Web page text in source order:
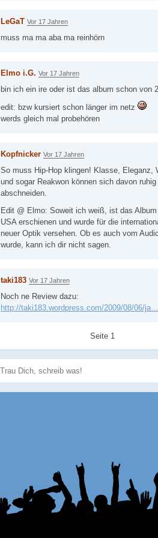
LeGaT Vor 17 Jahren
muss ma ma aba ma reinhörn
Elmo i.G. Vor 17 Jahren
bin ich ein ire oder ist das album schon von
edit: bzw kursiert schon länger im netz
werds gleich mal probehören
Kopfnicker Vor 17 Jahren
So muss Hip-Hop klingen! Klasse, Eleganz,
und sogar Reakwon können sich davon
abschneiden.
Edit @ Elmo: Soweit ich weiß, ist das
USA erschienen und wurde für die
neuer Optik versehen. Ob es auch vom
wurde, kann ich dir nicht sagen.
taki183 Vor 17 Jahren
Noch ne Review dazu:
http://taki183.wordpress.com/2009/08/06/ja…
Seite 1